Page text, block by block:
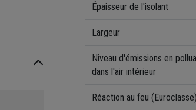
Épaisseur de l'isolant
Largeur
Niveau d'émissions en
dans l'air intérieur
Réaction au feu (Euroclasse)